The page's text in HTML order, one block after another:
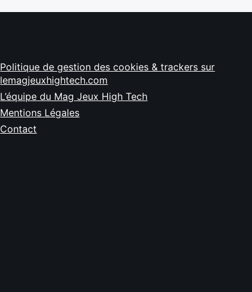
Politique de gestion des cookies & trackers sur
lemagjeuxhightech.com
L’équipe du Mag Jeux High Tech
Mentions Légales
Contact